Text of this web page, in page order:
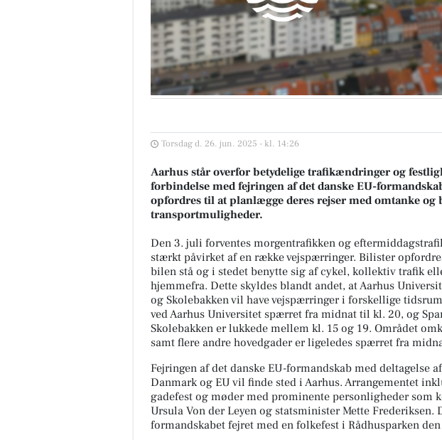
Torsdag d. 26. jun. 2025 - kl. 14:26
Aarhus står overfor betydelige trafikændringer og
forbindelse med fejringen af det danske EU-
opfordres til at planlægge deres rejser med omtanke og
transportmuligheder.
Den 3. juli forventes morgentrafikken og
stærkt påvirket af en række vejspærringer. Bilister
bilen stå og i stedet benytte sig af cykel, kollektiv trafik
hjemmefra. Dette skyldes blandt andet, at Aarhus
og Skolebakken vil have vejspærringer i forskellige
ved Aarhus Universitet spærret fra midnat til kl. 20, og
Skolebakken er lukkede mellem kl. 15 og 19. Området
samt flere andre hovedgader er ligeledes spærret fra
Fejringen af det danske EU-formandskab med deltagelse
Danmark og EU vil finde sted i Aarhus. Arrangementet
gadefest og møder med prominente personligheder som
Ursula Von der Leyen og statsminister Mette Frederiksen.
formandskabet fejret med en folkefest i Rådhusparken